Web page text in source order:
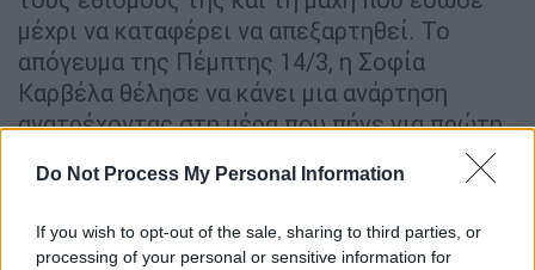
Do Not Process My Personal Information
If you wish to opt-out of the sale, sharing to third parties, or
processing of your personal or sensitive information for
μέχρι να καταφέρει να απεξαρτηθεί. Το
απόγευμα της Πέμπτης 14/3, η Σοφία
Καρβέλα θέλησε να κάνει μια ανάρτηση
ανατρέχοντας στη μέρα που πήγε για πρώτη
φορά στο κέντρο απεξάρτησης αλλά και τον
ρόλο που έπαιξε η μητέρα της σε όλο αυτό.
Η ανάρτηση της Σοφίας Καρβέλα